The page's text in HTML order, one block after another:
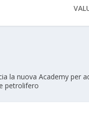
la nuova Academy per
petrolifero